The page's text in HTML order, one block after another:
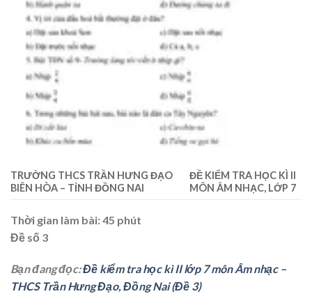
TRƯỜNG THCS TRẦN HƯNG ĐẠO
BIÊN HÒA – TỈNH ĐỒNG NAI
ĐỀ KIỂM TRA HỌC KÌ II
MÔN ÂM NHẠC, LỚP 7
Thời gian làm bài: 45 phút
Đề số 3
Bạn đang đọc:Đề kiểm tra học kì II lớp 7 môn Âm nhạc –
THCS Trần Hưng Đạo, Đồng Nai (Đề 3)